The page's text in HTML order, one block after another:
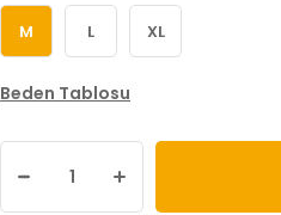
M L XL
Beden Tablosu